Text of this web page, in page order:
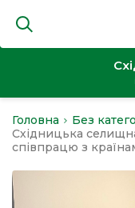
Головна
Без
Східницька
співпрацю з